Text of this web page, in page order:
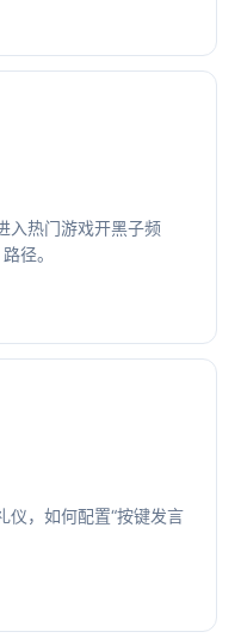
入热门游戏开黑子频
径。
仪，如何配置“按键发言